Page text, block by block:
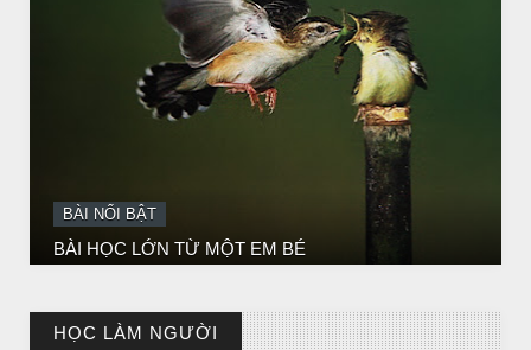
BÀI HỌC LỚN TỪ MỘT EM BÉ
HỌC LÀM NGƯỜI